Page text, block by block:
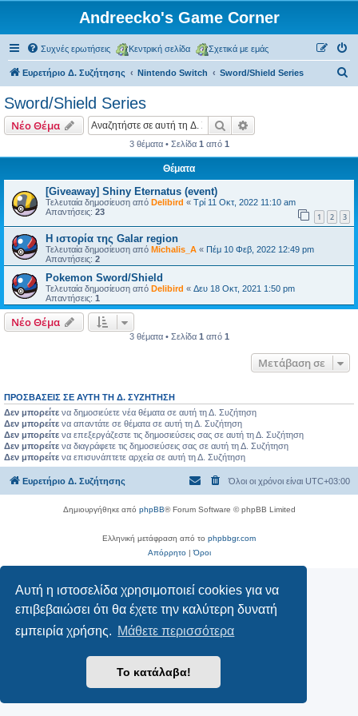
Αυτή η ιστοσελίδα χρησιμοποιεί cookies για να
επιβεβαιώσει ότι θα έχετε την καλύτερη δυνατή
εμπειρία χρήσης. Μάθετε περισσότερα
Το κατάλαβα!
Andreecko's Game Corner
Συχνές ερωτήσεις Κεντρική σελίδα Σχετικά με εμάς
Ευρετήριο Δ. Συζήτησης Nintendo Switch Sword/Shield Series
η
Sword/Shield Series
Νέο Θέμα Αναζήτηση
3 θέματα • Σελίδα 1 από 1
Θέματα
[Giveaway] Shiny Eternatus (event)
Τελευταία δημοσίευση από Delibird « Τρί 11 Οκτ, 2022 11:10 am
Απαντήσεις: 23 1 2 3
Η ιστορία της Galar region
Τελευταία δημοσίευση από Michalis_A « Πέμ 10 Φεβ, 2022 12:49 pm
Απαντήσεις: 2
Pokemon Sword/Shield
Τελευταία δημοσίευση από Delibird « Δευ 18 Οκτ, 2021 1:50 pm
Απαντήσεις: 1
Νέο Θέμα
3 θέματα • Σελίδα 1 από 1
Μετάβαση σε
ΠΡΟΣΒΆΣΕΙΣ ΣΕ ΑΥΤΉ ΤΗ Δ. ΣΥΖΉΤΗΣΗ
Δεν μπορείτε να δημοσιεύετε νέα θέματα σε αυτή τη Δ. Συζήτηση
Δεν μπορείτε να απαντάτε σε θέματα σε αυτή τη Δ. Συζήτηση
Δεν μπορείτε να επεξεργάζεστε τις δημοσιεύσεις σας σε αυτή τη Δ. Συζήτηση
Δεν μπορείτε να διαγράφετε τις δημοσιεύσεις σας σε αυτή τη Δ. Συζήτηση
Δεν μπορείτε να επισυνάπτετε αρχεία σε αυτή τη Δ. Συζήτηση
Ευρετήριο Δ. Συζήτησης Όλοι οι χρόνοι είναι UTC+03:00
Δημιουργήθηκε από phpBB® Forum Software © phpBB Limited
Ελληνική μετάφραση από το phpbbgr.com
Απόρρητο|Όροι